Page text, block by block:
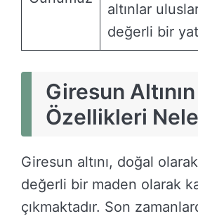
altınlar
değerli bir
Giresun Altının
Özellikleri
Giresun altını, doğal
değerli bir maden olarak
çıkmaktadır. Son